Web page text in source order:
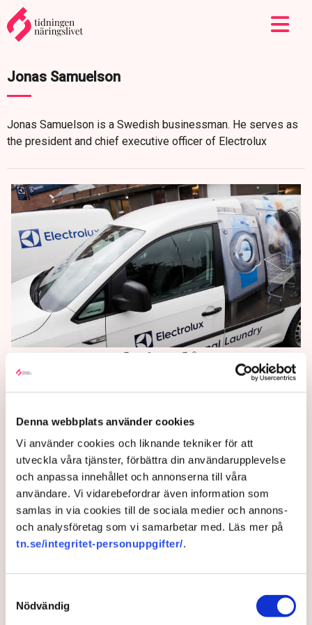
Denna webbplats använder cookies
Vi använder cookies och liknande tekniker för att
utveckla våra tjänster, förbättra din användarupplevelse
och anpassa innehållet och annonserna till våra
användare. Vi vidarebefordrar även information som
samlas in via cookies till de sociala medier och annons-
och analysföretag som vi samarbetar med. Läs mer på
tn.se/integritet-personuppgifter/.
Nödvändig
Jonas Samuelson
Jonas Samuelson is a Swedish businessman. He serves as
the president and chief executive officer of Electrolux
Komponentbrist slår mot
Electrolux
Electrolux brottas med brist på elektroniska
komponenter, enligt vitvarutillverkarens rapport för
tredje kvartalet. Och de väntas hålla i sig ett tag,
varnar vd Jonas Samuelson i en kommentar.
4 years ago | Av: TT